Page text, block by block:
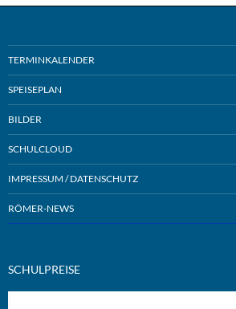
TERMINKALENDER
SPEISEPLAN
BILDER
SCHULCLOUD
IMPRESSUM / DATENSCHUTZ
RÖMER-NEWS
SCHULPREISE